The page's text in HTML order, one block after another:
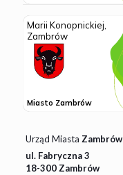
Urząd Miasta Zambrów
ul. Fabryczna 3
18-300 Zambrów